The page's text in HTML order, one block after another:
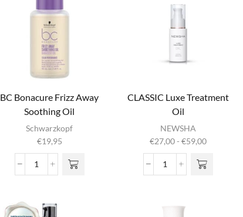
BC Bonacure Frizz Away
Soothing Oil
Schwarzkopf
€19,95
BC
Away
CLASSIC Luxe Treatment
Oil
NEWSHA
€27,00- €59,00Prijsklasse:
tot
CLASSIC
heeft
meerdere
optie kan
productpagina